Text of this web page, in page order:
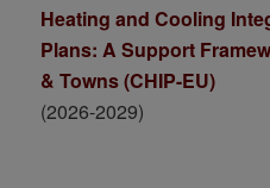
Heating and Cooling
Plans: A Support
& Towns (CHIP-EU)
(2026-2029)